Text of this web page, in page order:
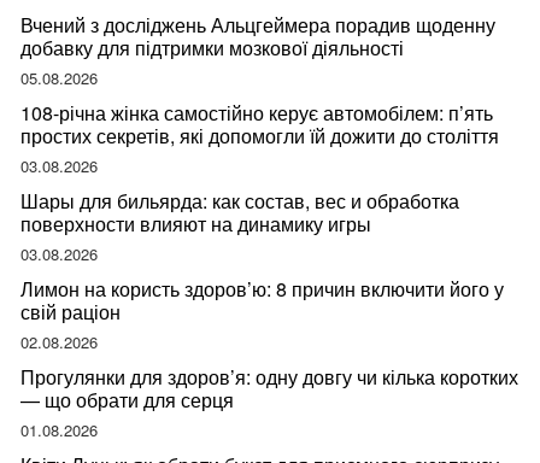
Вчений з досліджень Альцгеймера порадив щоденну
добавку для підтримки мозкової діяльності
05.08.2026
108-річна жінка самостійно керує автомобілем: п’ять
простих секретів, які допомогли їй дожити до століття
03.08.2026
Шары для бильярда: как состав, вес и обработка
поверхности влияют на динамику игры
03.08.2026
Лимон на користь здоров’ю: 8 причин включити його у
свій раціон
02.08.2026
Прогулянки для здоров’я: одну довгу чи кілька коротких
— що обрати для серця
01.08.2026